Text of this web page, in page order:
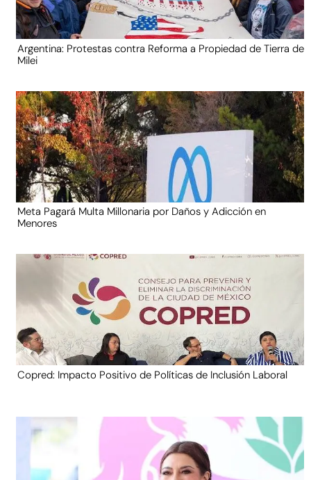
Argentina: Protestas contra Reforma a Propiedad de Tierra de
Milei
Meta Pagará Multa Millonaria por Daños y Adicción en
Menores
Copred: Impacto Positivo de Políticas de Inclusión Laboral